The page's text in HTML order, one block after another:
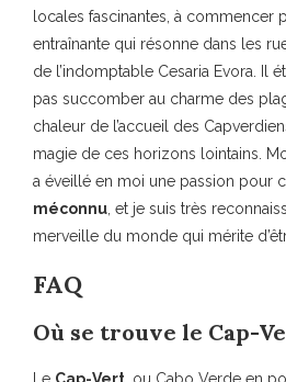
locales fascinantes, à commencer
entraînante qui résonne dans les
de l’indomptable Cesaria Evora. Il
pas succomber au charme des
chaleur de l’accueil des
magie de ces horizons lointains.
a éveillé en moi une passion pour
méconnu, et je suis très
merveille du monde qui mérite
FAQ
Où se trouve le Cap-